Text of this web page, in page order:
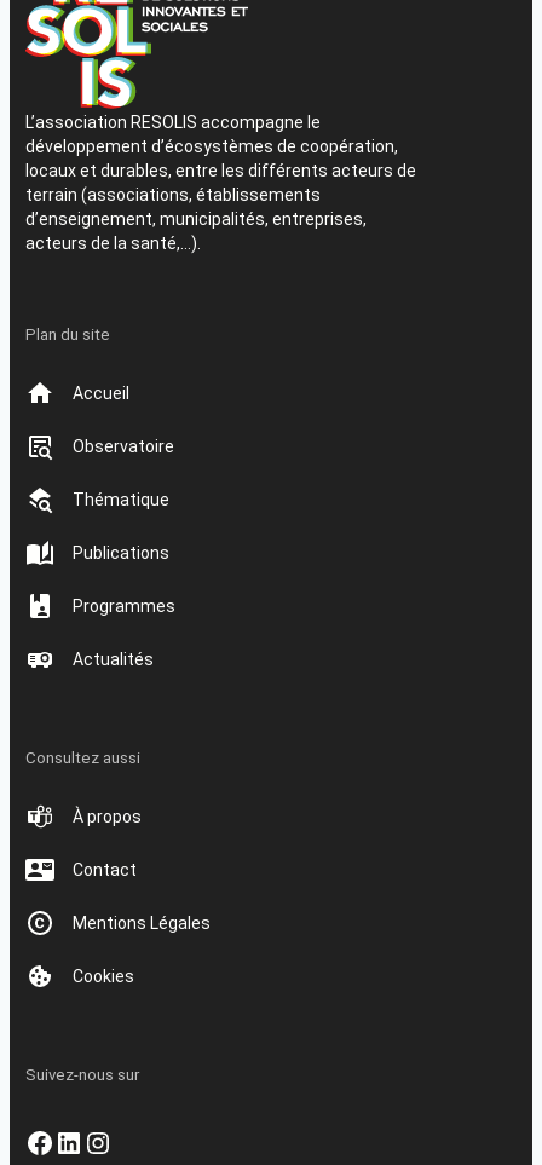
L’association RESOLIS accompagne le
développement d’écosystèmes de coopération,
locaux et durables, entre les différents acteurs de
terrain (associations, établissements
d’enseignement, municipalités, entreprises,
acteurs de la santé,…).
Plan du site
Accueil
Observatoire
Thématique
Publications
Programmes
Actualités
Consultez aussi
À propos
Contact
Mentions Légales
Cookies
Suivez-nous sur
Facebook
LinkedIn
Instagram